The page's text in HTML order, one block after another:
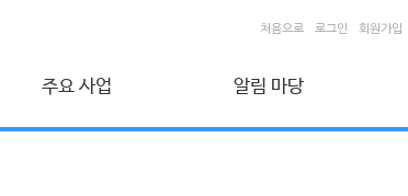
처음으로 로그인 회원가입
주요 사업 알림 마당